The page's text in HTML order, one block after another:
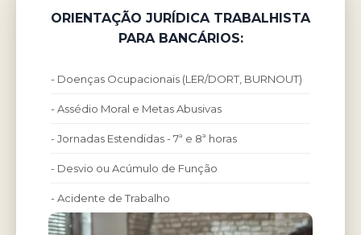
ORIENTAÇÃO JURÍDICA TRABALHISTA
PARA BANCÁRIOS:
- Doenças Ocupacionais (LER/DORT, BURNOUT)
- Assédio Moral e Metas Abusivas
- Jornadas Estendidas - 7ª e 8ª horas
- Desvio ou Acúmulo de Função
- Acidente de Trabalho